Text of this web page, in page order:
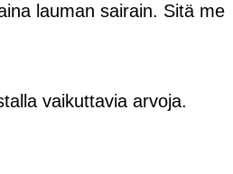
lauman sairain. Sitä me
vaikuttavia arvoja.